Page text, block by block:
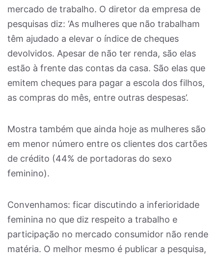
mercado de trabalho. O diretor da empresa de
pesquisas diz: ‘As mulheres que não trabalham
têm ajudado a elevar o índice de cheques
devolvidos. Apesar de não ter renda, são elas
estão à frente das contas da casa. São elas que
emitem cheques para pagar a escola dos filhos,
as compras do mês, entre outras despesas’.
Mostra também que ainda hoje as mulheres são
em menor número entre os clientes dos cartões
de crédito (44% de portadoras do sexo
feminino).
Convenhamos: ficar discutindo a inferioridade
feminina no que diz respeito a trabalho e
participação no mercado consumidor não rende
matéria. O melhor mesmo é publicar a pesquisa,